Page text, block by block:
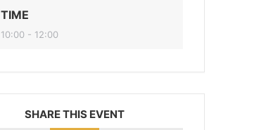
TIME
10:00 - 12:00
SHARE THIS EVENT